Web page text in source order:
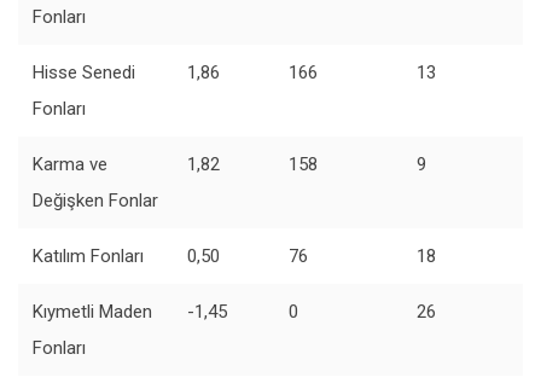
Fonları
Hisse Senedi
Fonları
1,86 166 13
Karma ve
Değişken Fonlar
1,82 158 9
Katılım Fonları 0,50 76 18
Kıymetli Maden
Fonları
-1,45 0 26